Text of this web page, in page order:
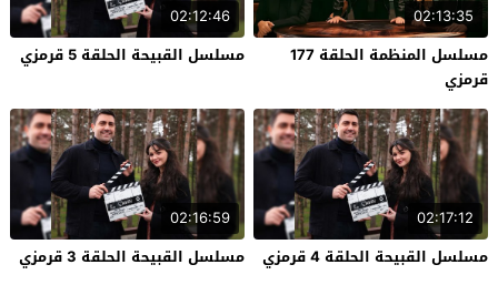
02:13:35
مسلسل المنظمة الحلقة 177
قرمزي
02:12:46
مسلسل القبيحة الحلقة 5 قرمزي
02:17:12
مسلسل القبيحة الحلقة 4 قرمزي
02:16:59
مسلسل القبيحة الحلقة 3 قرمزي